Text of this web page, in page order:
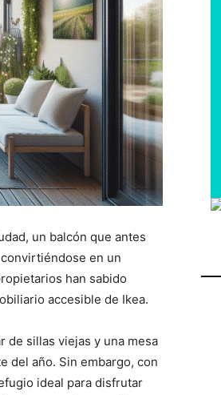
un balcón que antes
en un
han sabido
accesible de Ikea.
de sillas viejas y una mesa
del año. Sin embargo, con
ideal para disfrutar